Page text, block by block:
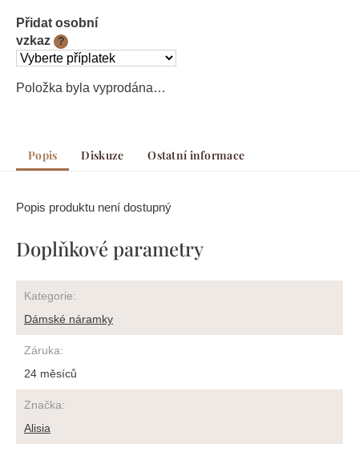
Přidat osobní
vzkaz
?
Položka byla vyprodána…
Popis Diskuze Ostatní informace
Popis produktu není dostupný
Doplňkové parametry
Kategorie:
Dámské náramky
Záruka:
24 měsíců
Značka:
Alisia